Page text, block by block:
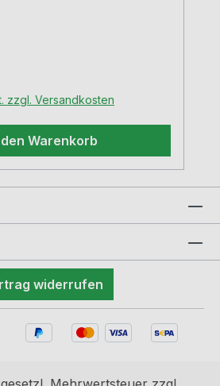
zzgl. Versandkosten
Warenkorb
widerrufen